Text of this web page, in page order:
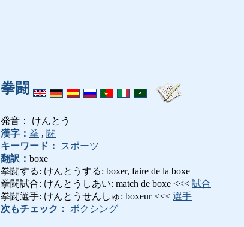
拳闘
発音： けんとう
漢字： 拳 , 闘
キーワード：
スポーツ
翻訳： boxe
拳闘する: けんとうする: boxer, faire de la boxe
拳闘試合: けんとうしあい: match de boxe <<< 試合
拳闘選手: けんとうせんしゅ: boxeur <<< 選手
次もチェック：
ボクシング